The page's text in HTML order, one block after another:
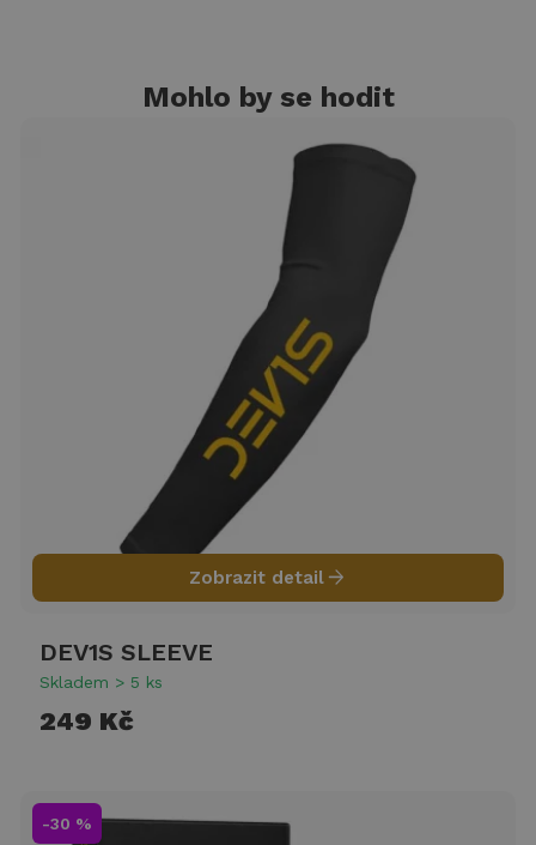
Mohlo by se hodit
Zobrazit detailarrow_forward
DEV1S SLEEVE
Skladem > 5 ks
249 Kč
-30 %